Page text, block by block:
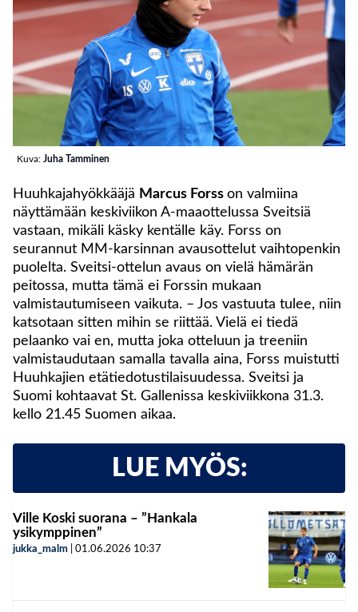
Kuva: Juha Tamminen
Huuhkajahyökkääjä Marcus Forss on valmiina
näyttämään keskiviikon A-maaottelussa Sveitsiä
vastaan, mikäli käsky kentälle käy. Forss on
seurannut MM-karsinnan avausottelut vaihtopenkin
puolelta. Sveitsi-ottelun avaus on vielä hämärän
peitossa, mutta tämä ei Forssin mukaan
valmistautumiseen vaikuta. – Jos vastuuta tulee, niin
katsotaan sitten mihin se riittää. Vielä ei tiedä
pelaanko vai en, mutta joka otteluun ja treeniin
valmistaudutaan samalla tavalla aina, Forss muistutti
Huuhkajien etätiedotustilaisuudessa. Sveitsi ja
Suomi kohtaavat St. Gallenissa keskiviikkona 31.3.
kello 21.45 Suomen aikaa.
LUE MYÖS:
Ville Koski suorana – ”Hankala
ysikymppinen”
jukka_malm 01.06.2026 10:37